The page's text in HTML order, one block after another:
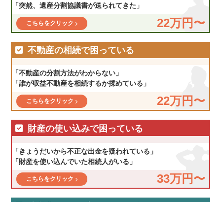
「突然、遺産分割協議書が送られてきた」
22万円〜
こちらをクリック
不動産の相続で困っている
「不動産の分割方法がわからない」
「誰が収益不動産を相続するか揉めている」
22万円〜
こちらをクリック
財産の使い込みで困っている
「きょうだいから不正な出金を疑われている」
「財産を使い込んでいた相続人がいる」
33万円〜
こちらをクリック